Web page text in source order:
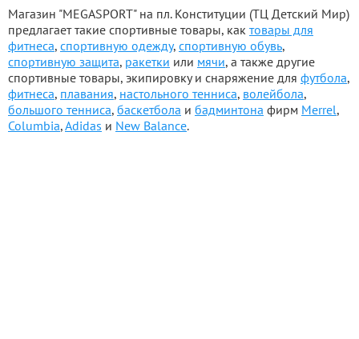
Магазин "MEGASPORT" на пл. Конституции (ТЦ Детский Мир)
предлагает такие спортивные товары, как товары для
фитнеса, спортивную одежду, спортивную обувь,
спортивную защита, ракетки или мячи, а также другие
спортивные товары, экипировку и снаряжение для футбола,
фитнеса, плавания, настольного тенниса, волейбола,
большого тенниса, баскетбола и бадминтона фирм Merrel,
Columbia,Adidas и New Balance.